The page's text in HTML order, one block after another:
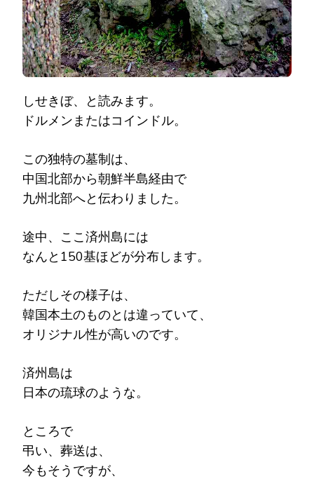
しせきぼ、と読みます。
ドルメンまたはコインドル。
この独特の墓制は、
中国北部から朝鮮半島経由で
九州北部へと伝わりました。
途中、ここ済州島には
なんと150基ほどが分布します。
ただしその様子は、
韓国本土のものとは違っていて、
オリジナル性が高いのです。
済州島は
日本の琉球のような。
ところで
弔い、葬送は、
今もそうですが、